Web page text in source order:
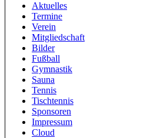
Aktuelles
Termine
Verein
Mitgliedschaft
Bilder
Fußball
Gymnastik
Sauna
Tennis
Tischtennis
Sponsoren
Impressum
Cloud